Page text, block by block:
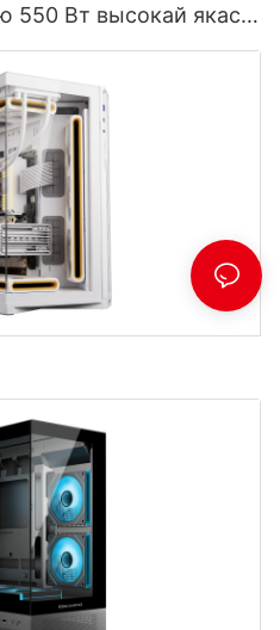
550 Вт высокай якасці
як 80+